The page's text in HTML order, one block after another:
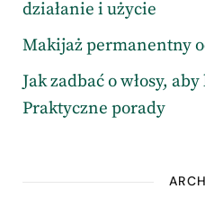
działanie i użycie
Makijaż permanentny
Jak zadbać o włosy,
Praktyczne porady